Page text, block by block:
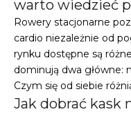
warto wiedzieć
Rowery stacjonarne
cardio niezależnie od
rynku dostępne są
dominują dwa główne:
Czym się od siebie
Jak dobrać kask